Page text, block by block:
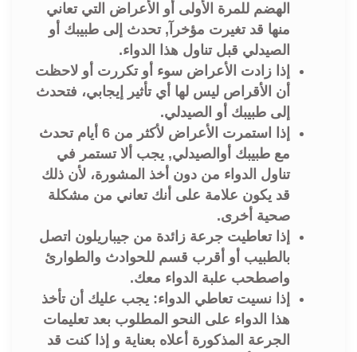
الهضم للمرة الأولى أو الأعراض التي تعاني
منها قد تغيرت مؤخرآ, تحدث إلى طبيبك أو
الصيدلي قبل تناول هذا الدواء.
إذا زادت الأعراض سوء أو تكررت أو لاحظت
أن الأقراص ليس لها أي تأثير إيجابي، فتحدث
إلى طبيبك أو الصيدلي.
إذا استمرت الأعراض لأكثر من 6 أيام تحدث
مع طبيبك أوالصيدلي, يجب ألا تستمر في
تناول الدواء من دون أخذ المشورة، لأن ذلك
قد يكون علامة على أنك تعاني من مشكلة
صحية أخرى.
إذا تعاطيت جرعة زائدة من جيباريلون اتصل
بالطبيب أو أقرب قسم للحوادث والطوارئ
واصطحب علبة الدواء معك.
إذا نسيت تعاطي الدواء: يجب عليك أن تأخذ
هذا الدواء على النحو المطلوب بعد تعليمات
الجرعة المذكورة أعلاه بعناية و إذا كنت قد